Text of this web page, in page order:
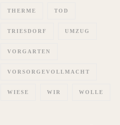
THERME TOD
TRIESDORF UMZUG
VORGARTEN
VORSORGEVOLLMACHT
WIESE WIR WOLLE